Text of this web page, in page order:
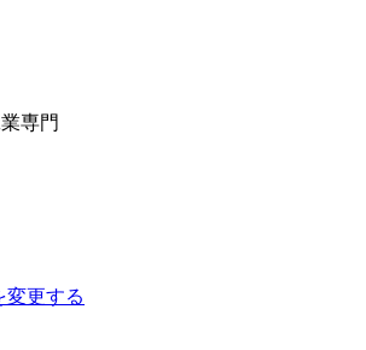
専門
変更する